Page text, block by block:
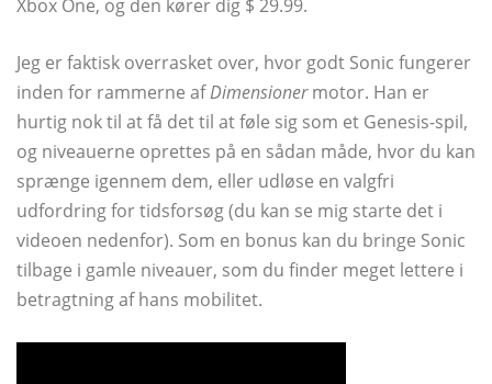
Xbox One, og den kører dig $ 29.99.
Jeg er faktisk overrasket over, hvor godt Sonic fungerer
inden for rammerne afDimensionermotor. Han er
hurtig nok til at få det til at føle sig som et Genesis-spil,
og niveauerne oprettes på en sådan måde, hvor du kan
sprænge igennem dem, eller udløse en valgfri
udfordring for tidsforsøg (du kan se mig starte det i
videoen nedenfor). Som en bonus kan du bringe Sonic
tilbage i gamle niveauer, som du finder meget lettere i
betragtning af hans mobilitet.